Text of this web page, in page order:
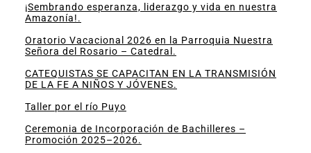
¡Sembrando esperanza, liderazgo y vida en nuestra
Amazonía!.
Oratorio Vacacional 2026 en la Parroquia Nuestra
Señora del Rosario – Catedral.
CATEQUISTAS SE CAPACITAN EN LA TRANSMISIÓN
DE LA FE A NIÑOS Y JÓVENES.
Taller por el río Puyo
Ceremonia de Incorporación de Bachilleres –
Promoción 2025–2026.